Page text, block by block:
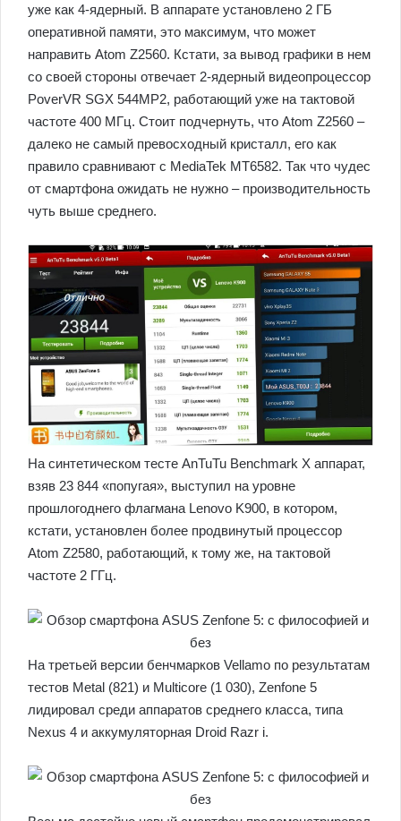
уже как 4-ядерный. В аппарате установлено 2 ГБ
оперативной памяти, это максимум, что может
направить Atom Z2560. Кстати, за вывод графики в нем
со своей стороны отвечает 2-ядерный видеопроцессор
PoverVR SGX 544MP2, работающий уже на тактовой
частоте 400 МГц. Стоит подчернуть, что Atom Z2560 –
далеко не самый превосходный кристалл, его как
правило сравнивают с MediaTek MT6582. Так что чудес
от смартфона ожидать не нужно – производительность
чуть выше среднего.
На синтетическом тесте AnTuTu Benchmark X аппарат,
взяв 23 844 «попугая», выступил на уровне
прошлогоднего флагмана Lenovo K900, в котором,
кстати, установлен более продвинутый процессор
Atom Z2580, работающий, к тому же, на тактовой
частоте 2 ГГц.
На третьей версии бенчмарков Vellamo по результатам
тестов Metal (821) и Multicore (1 030), Zenfone 5
лидировал среди аппаратов среднего класса, типа
Nexus 4 и аккумуляторная Droid Razr i.